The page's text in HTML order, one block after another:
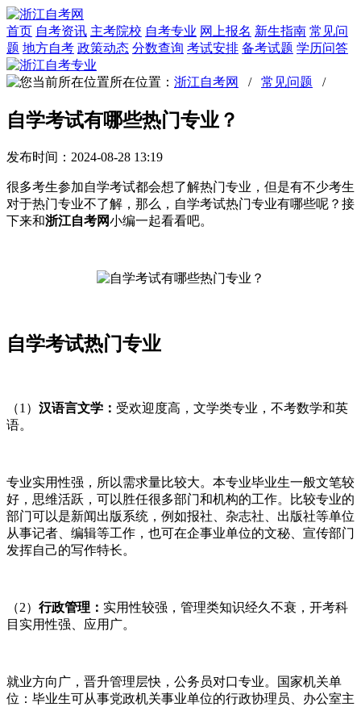
首页 自考资讯 主考院校 自考专业 网上报名 新生指南 常见问
题 地方自考 政策动态 分数查询 考试安排 备考试题 学历问答
所在位置： 浙江自考网 / 常见问题 /
自学考试有哪些热门专业？
发布时间：2024-08-28 13:19
很多考生参加自学考试都会想了解热门专业，但是有不少考生
对于热门专业不了解，那么，自学考试热门专业有哪些呢？接
下来和浙江自考网小编一起看看吧。
自学考试热门专业
（1） 汉语言文学： 受欢迎度高，文学类专业，不考数学和英
语。
专业实用性强，所以需求量比较大。本专业毕业生一般文笔较
好，思维活跃，可以胜任很多部门和机构的工作。比较专业的
部门可以是新闻出版系统，例如报社、杂志社、出版社等单位
从事记者、编辑等工作，也可在企事业单位的文秘、宣传部门
发挥自己的写作特长。
（2） 行政管理： 实用性较强，管理类知识经久不衰，开考科
目实用性强、应用广。
就业方向广，晋升管理层快，公务员对口专业。国家机关单
位：毕业生可从事党政机关事业单位的行政协理员、办公室主